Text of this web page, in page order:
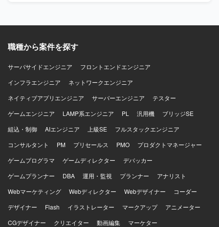
職種から案件を探す
サーバサイドエンジニア
フロントエンドエンジニア
インフラエンジニア
ネットワークエンジニア
ネイティブアプリエンジニア
サーバーエンジニア
テスター
ゲームエンジニア
LAMP系エンジニア PL 汎用機
ブリッジSE
組込・制御
AIエンジニア 上級SE
フルスタックエンジニア
コンサルタント
PM プリセールス PMO
プロダクトマネージャー
ゲームプログラマ
ゲームディレクター
デバッカー
ゲームプランナー
DBA 運用・監視 プランナー
アナリスト
Webマーケティング
Webディレクター Webデザイナー
コーダー
デザイナー
Flash イラストレーター マークアップ
アニメーター
CGデザイナー
クリエイター 動画編集
マーケター